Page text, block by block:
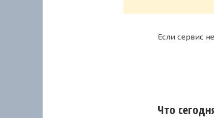
Если сервис
Что